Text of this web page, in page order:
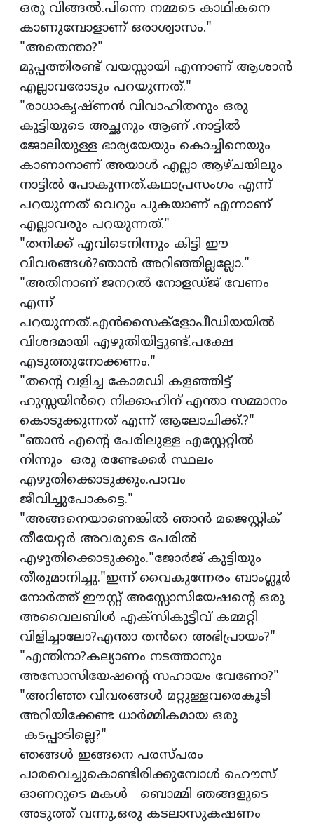
ഒരു വിങ്ങൽ.പിന്നെ നമ്മടെ കാഥികനെ
കാണുമ്പോളാണ് ഒരാശ്വാസം."
"അതെന്താ?"
മുപ്പത്തിരണ്ട് വയസ്സായി എന്നാണ് ആശാൻ
എല്ലാവരോടും പറയുന്നത്."
"രാധാകൃഷ്ണൻ വിവാഹിതനും ഒരു
കുട്ടിയുടെ അച്ഛനും ആണ് .നാട്ടിൽ
ജോലിയുള്ള ഭാര്യയേയും കൊച്ചിനെയും
കാണാനാണ് അയാൾ എല്ലാ ആഴ്ചയിലും
നാട്ടിൽ പോകുന്നത്.കഥാപ്രസംഗം എന്ന്
പറയുന്നത് വെറും പുകയാണ് എന്നാണ്
എല്ലാവരും പറയുന്നത്."
"തനിക്ക് എവിടെനിന്നും കിട്ടി ഈ
വിവരങ്ങൾ?ഞാൻ അറിഞ്ഞില്ലല്ലോ."
"അതിനാണ് ജനറൽ നോളഡ്‌ജ്‌ വേണം
എന്ന്
പറയുന്നത്.എൻസൈക്ളോപീഡിയയിൽ
വിശദമായി എഴുതിയിട്ടുണ്ട്.പക്ഷേ
എടുത്തുനോക്കണം."
"തൻ്റെ വളിച്ച കോമഡി കളഞ്ഞിട്ട്
ഹുസ്സയിൻറെ നിക്കാഹിന് എന്താ സമ്മാനം
കൊടുക്കുന്നത് എന്ന് ആലോചിക്ക്.?"
"ഞാൻ എൻ്റെ പേരിലുള്ള എസ്റ്റേറ്റിൽ
നിന്നും ഒരു രണ്ടേക്കർ സ്ഥലം
എഴുതിക്കൊടുക്കും.പാവം
ജീവിച്ചുപോകട്ടെ."
"അങ്ങനെയാണെങ്കിൽ ഞാൻ മജെസ്റ്റിക്
തീയേറ്റർ അവരുടെ പേരിൽ
എഴുതിക്കൊടുക്കും."ജോർജ് കുട്ടിയും
തീരുമാനിച്ചു."ഇന്ന് വൈകുന്നേരം ബാംഗ്ലൂർ
നോർത്ത് ഈസ്റ്റ് അസ്സോസിയേഷൻ്റെ ഒരു
അവൈലബിൾ എക്സികുട്ടീവ് കമ്മറ്റി
വിളിച്ചാലോ?എന്താ തൻറെ അഭിപ്രായം?"
"എന്തിനാ?കല്യാണം നടത്താനും
അസോസിയേഷൻ്റെ സഹായം വേണോ?"
"അറിഞ്ഞ വിവരങ്ങൾ മറ്റുള്ളവരെകൂടി
അറിയിക്കേണ്ട ധാർമ്മികമായ ഒരു
കടപ്പാടില്ലെ?"
ഞങ്ങൾ ഇങ്ങനെ പരസ്പരം
പാരവെച്ചുകൊണ്ടിരിക്കുമ്പോൾ ഹൌസ്
ഓണറുടെ മകൾ ബൊമ്മി ഞങ്ങളുടെ
അടുത്ത് വന്നു,ഒരു കടലാസുകഷണം